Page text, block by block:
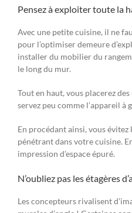
Pensez à exploiter toute la
Avec une petite cuisine, il ne
pour l’optimiser demeure
installer du mobilier du
le long du mur.
Tout en haut, vous placerez
servez peu comme l’appareil à
En procédant ainsi, vous évitez
pénétrant dans votre cuisine.
impression d’espace épuré.
N’oubliez pas les étagères
Les concepteurs rivalisent